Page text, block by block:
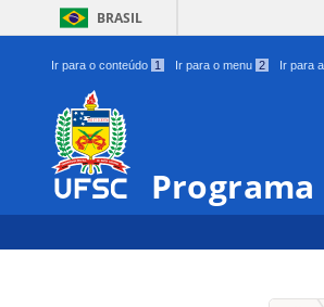
BRASIL
Ir para o conteúdo 1 Ir para o menu 2 Ir para